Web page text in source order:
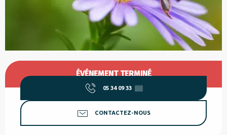
Ouverture et coordonnées
ÉVÉNEMENT TERMINÉ
05 34 09 33 ▒▒
CONTACTEZ-NOUS